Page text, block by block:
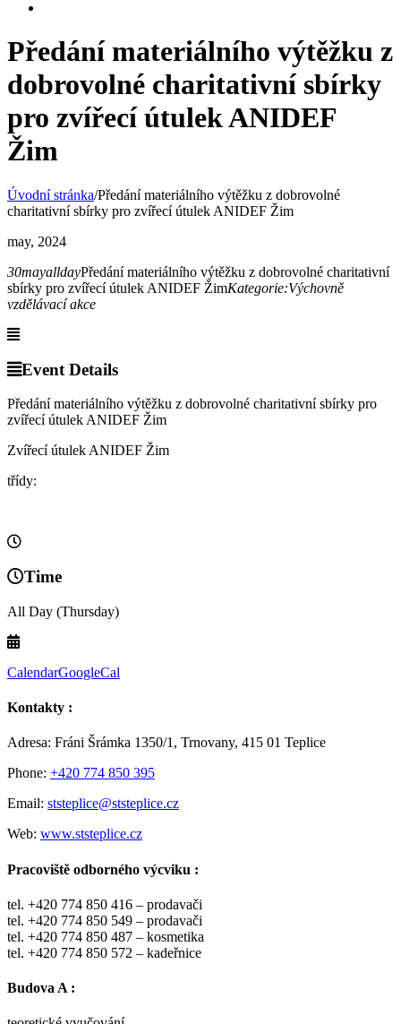
Předání materiálního výtěžku z
dobrovolné charitativní sbírky
pro zvířecí útulek ANIDEF
Žim
Úvodní stránka/Předání materiálního výtěžku z dobrovolné
charitativní sbírky pro zvířecí útulek ANIDEF Žim
may, 2024
30mayalldayPředání materiálního výtěžku z dobrovolné charitativní
sbírky pro zvířecí útulek ANIDEF ŽimKategorie:Výchovně
vzdělávací akce
Event Details
Předání materiálního výtěžku z dobrovolné charitativní sbírky pro
zvířecí útulek ANIDEF Žim
Zvířecí útulek ANIDEF Žim
třídy:
Time
All Day (Thursday)
CalendarGoogleCal
Kontakty :
Adresa: Fráni Šrámka 1350/1, Trnovany, 415 01 Teplice
Phone: +420 774 850 395
Email: ststeplice@ststeplice.cz
Web: www.ststeplice.cz
Pracoviště odborného výcviku :
tel. +420 774 850 416 – prodavači
tel. +420 774 850 549 – prodavači
tel. +420 774 850 487 – kosmetika
tel. +420 774 850 572 – kadeřnice
Budova A :